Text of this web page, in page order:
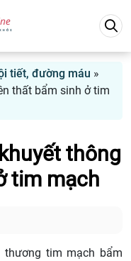
tiết, đường máu »
thất bẩm sinh ở tim
thông
tim mạch
tim mạch bẩm